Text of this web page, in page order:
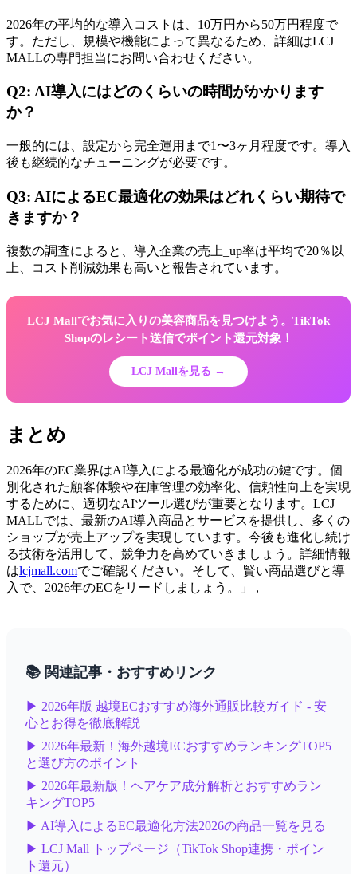
2026年の平均的な導入コストは、10万円から50万円程度で
す。ただし、規模や機能によって異なるため、詳細はLCJ
MALLの専門担当にお問い合わせください。
Q2: AI導入にはどのくらいの時間がかかります
か？
一般的には、設定から完全運用まで1〜3ヶ月程度です。導入
後も継続的なチューニングが必要です。
Q3: AIによるEC最適化の効果はどれくらい期待で
きますか？
複数の調査によると、導入企業の売上_up率は平均で20％以
上、コスト削減効果も高いと報告されています。
LCJ Mallでお気に入りの美容商品を見つけよう。TikTok
Shopのレシート送信でポイント還元対象！
LCJ Mallを見る →
まとめ
2026年のEC業界はAI導入による最適化が成功の鍵です。個
別化された顧客体験や在庫管理の効率化、信頼性向上を実現
するために、適切なAIツール選びが重要となります。LCJ
MALLでは、最新のAI導入商品とサービスを提供し、多くの
ショップが売上アップを実現しています。今後も進化し続け
る技術を活用して、競争力を高めていきましょう。詳細情報
はlcjmall.comでご確認ください。そして、賢い商品選びと導
入で、2026年のECをリードしましょう。」 ,
📚 関連記事・おすすめリンク
▶ 2026年版 越境ECおすすめ海外通販比較ガイド - 安
心とお得を徹底解説
▶ 2026年最新！海外越境ECおすすめランキングTOP5
と選び方のポイント
▶ 2026年最新版！ヘアケア成分解析とおすすめラン
キングTOP5
▶ AI導入によるEC最適化方法2026の商品一覧を見る
▶ LCJ Mall トップページ（TikTok Shop連携・ポイン
ト還元）